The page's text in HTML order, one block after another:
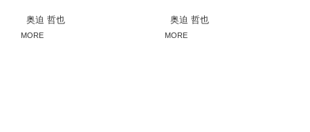
奥迫 哲也
MORE
奥迫 哲也
MORE